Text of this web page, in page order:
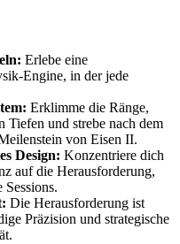
Erlebe eine
Engine, in der jede
Erklimme die Ränge,
Tiefen und strebe nach dem
von Eisen II.
Design: Konzentriere dich
auf die Herausforderung,
Die Herausforderung ist
Präzision und strategische